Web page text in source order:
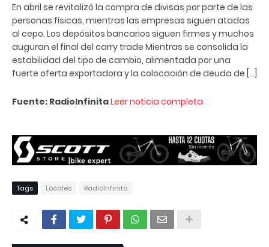
En abril se revitalizó la compra de divisas por parte de las
personas físicas, mientras las empresas siguen atadas
al cepo. Los depósitos bancarios siguen firmes y muchos
auguran el final del carry trade Mientras se consolida la
estabilidad del tipo de cambio, alimentada por una
fuerte oferta exportadora y la colocación de deuda de […]
Fuente: RadioInfinitaLeer noticia completa
Tags Locales RadioInfinita